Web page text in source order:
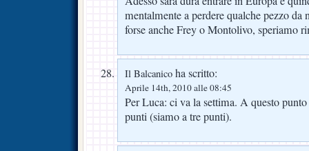
mentalmente a perdere qualche pezzo
forse anche Frey o Montolivo, speriamo
Il Balcanico ha scritto:
Aprile 14th, 2010 alle 08:45
Per Luca: ci va la settima. A questo
punti (siamo a tre punti).